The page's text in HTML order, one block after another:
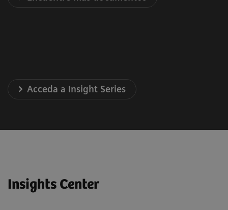
Acceda a Insight Series
Insights Center